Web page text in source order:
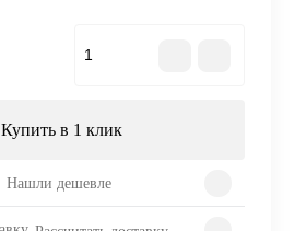
Купить в 1 клик
Нашли дешевле